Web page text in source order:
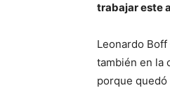
trabajar este
Leonardo
también en la
porque quedó